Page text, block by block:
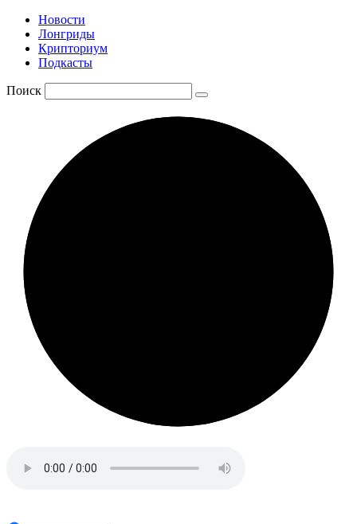
Новости
Лонгриды
Крипториум
Подкасты
Поиск